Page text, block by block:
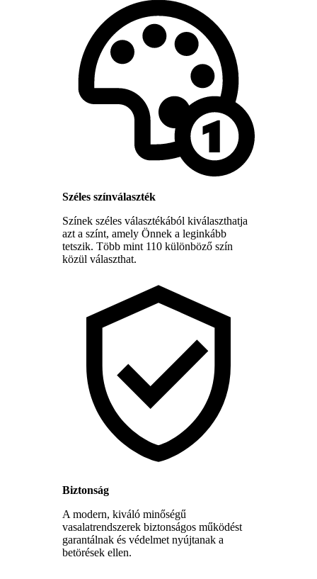
Széles színválaszték
Színek széles választékából kiválaszthatja
azt a színt, amely Önnek a leginkább
tetszik. Több mint 110 különböző szín
közül választhat.
Biztonság
A modern, kiváló minőségű
vasalatrendszerek biztonságos működést
garantálnak és védelmet nyújtanak a
betörések ellen.